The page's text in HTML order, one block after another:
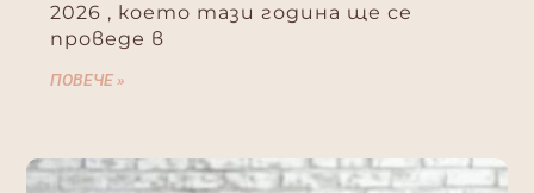
2026 , което тази година ще се
проведе в
ПОВЕЧЕ »